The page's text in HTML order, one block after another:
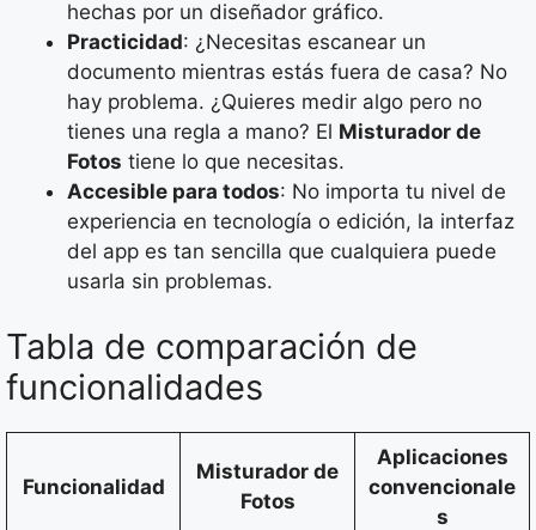
hechas por un diseñador gráfico.
Practicidad: ¿Necesitas escanear un
documento mientras estás fuera de casa? No
hay problema. ¿Quieres medir algo pero no
tienes una regla a mano? El Misturador de
Fotos tiene lo que necesitas.
Accesible para todos: No importa tu nivel de
experiencia en tecnología o edición, la interfaz
del app es tan sencilla que cualquiera puede
usarla sin problemas.
Tabla de comparación de
funcionalidades
Funcionalidad
Misturador de
Fotos
Aplicaciones
convencionale
s